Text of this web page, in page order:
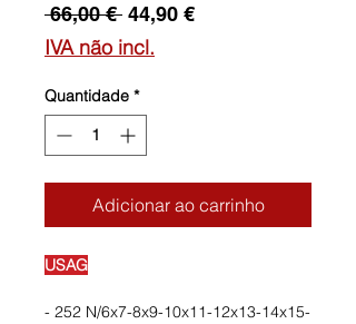
66,00 € Preço
normal
44,90 €Preço
IVA não incl.
Quantidade *
Adicionar ao carrinho
USAG
- 252 N/6x7-8x9-10x11-12x13-14x15-